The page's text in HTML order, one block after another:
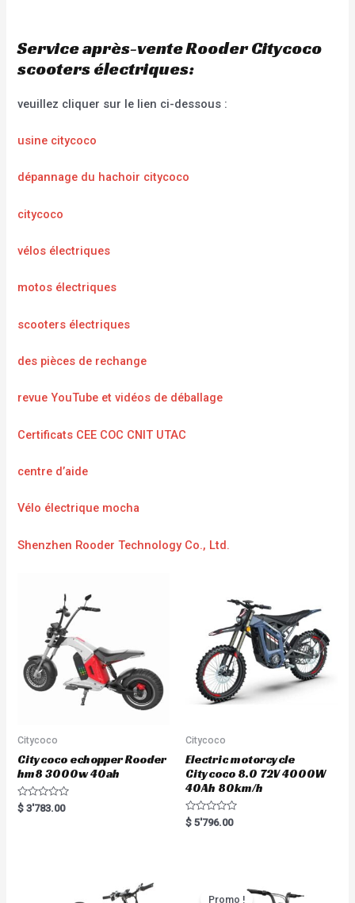
Service après-vente Rooder Citycoco
scooters électriques:
veuillez cliquer sur le lien ci-dessous :
usine citycoco
dépannage du hachoir citycoco
citycoco
vélos électriques
motos électriques
scooters électriques
des pièces de rechange
revue YouTube et vidéos de déballage
Certificats CEE COC CNIT UTAC
centre d’aide
Vélo électrique mocha
Shenzhen Rooder Technology Co., Ltd.
Citycoco
Citycoco echopper Rooder
hm8 3000w 40ah
R
a
$ 3'783.00
Citycoco
Electric motorcycle
Citycoco 8.0 72V 4000W
40Ah 80km/h
R
a
$ 5'796.00
Promo !